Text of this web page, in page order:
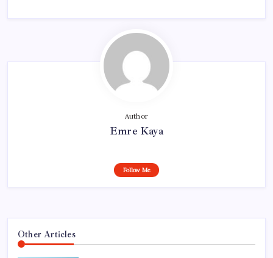
Author
Emre Kaya
Follow Me
Other Articles